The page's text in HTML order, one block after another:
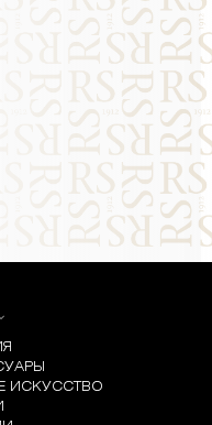
ИСКУССТВО